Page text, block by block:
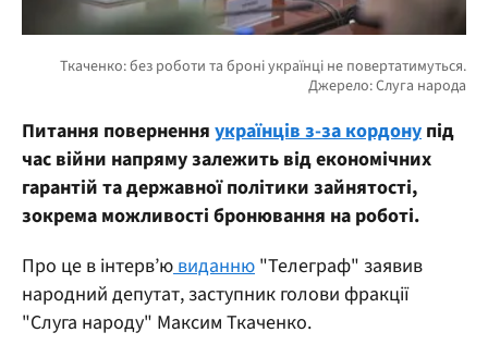
Питання повернення українців з-за кордону під
час війни напряму залежить від економічних
гарантій та державної політики зайнятості,
зокрема можливості бронювання на роботі.
Про це в інтерв’ю виданню "Телеграф" заявив
народний депутат, заступник голови фракції
"Слуга народу" Максим Ткаченко.